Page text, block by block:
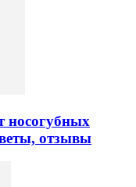
носогубных
отзывы